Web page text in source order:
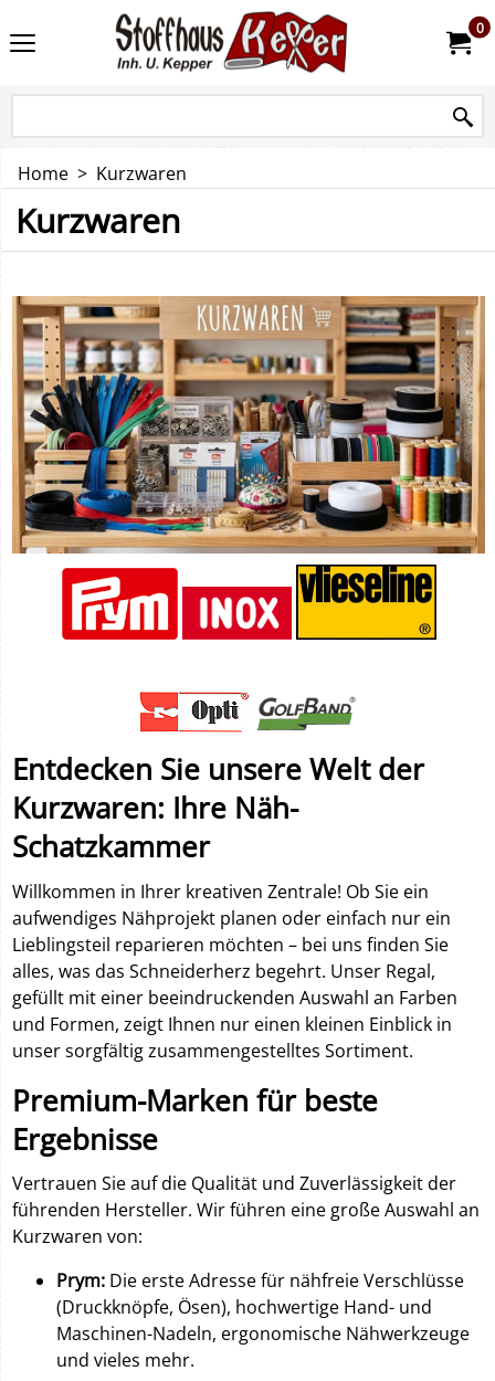
0
Home > Kurzwaren
Kurzwaren
Entdecken Sie unsere Welt der
Kurzwaren: Ihre Näh-
Schatzkammer
Willkommen in Ihrer kreativen Zentrale! Ob Sie ein
aufwendiges Nähprojekt planen oder einfach nur ein
Lieblingsteil reparieren möchten – bei uns finden Sie
alles, was das Schneiderherz begehrt. Unser Regal,
gefüllt mit einer beeindruckenden Auswahl an Farben
und Formen, zeigt Ihnen nur einen kleinen Einblick in
unser sorgfältig zusammengestelltes Sortiment.
Premium-Marken für beste
Ergebnisse
Vertrauen Sie auf die Qualität und Zuverlässigkeit der
führenden Hersteller. Wir führen eine große Auswahl an
Kurzwaren von:
Prym: Die erste Adresse für nähfreie Verschlüsse
(Druckknöpfe, Ösen), hochwertige Hand- und
Maschinen-Nadeln, ergonomische Nähwerkzeuge
und vieles mehr.